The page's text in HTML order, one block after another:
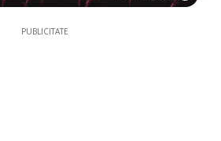
PUBLICITATE